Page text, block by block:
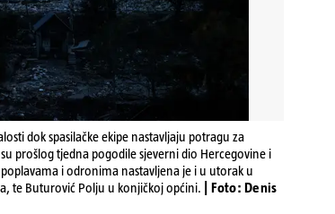
dok spasilačke ekipe nastavljaju potragu za
prošlog tjedna pogodile sjeverni dio Hercegovine i
i odronima nastavljena je i u utorak u
te Buturović Polju u konjičkoj općini.
| Foto: Denis